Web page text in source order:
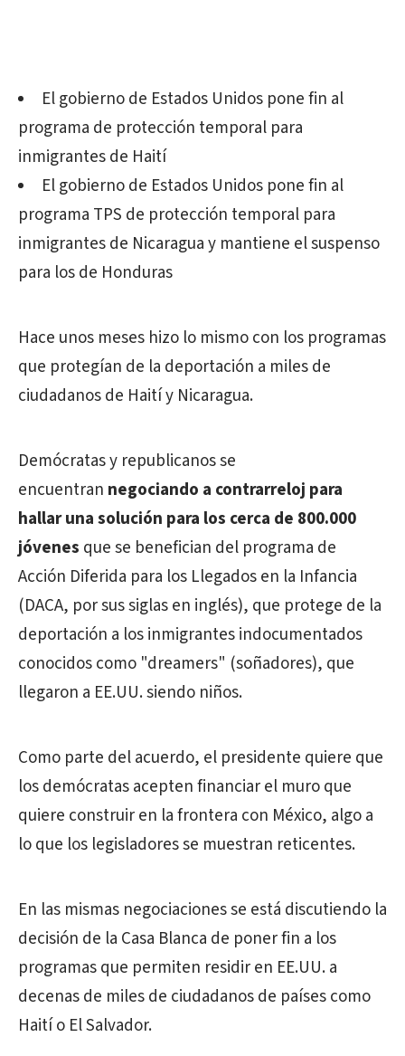
El gobierno de Estados Unidos pone fin al
programa de protección temporal para
inmigrantes de Haití
El gobierno de Estados Unidos pone fin al
programa TPS de protección temporal para
inmigrantes de Nicaragua y mantiene el suspenso
para los de Honduras
Hace unos meses hizo lo mismo con los programas
que protegían de la deportación a miles de
ciudadanos de Haití y Nicaragua.
Demócratas y republicanos se
encuentran negociando a contrarreloj para
hallar una solución para los cerca de 800.000
jóvenes que se benefician del programa de
Acción Diferida para los Llegados en la Infancia
(DACA, por sus siglas en inglés), que protege de la
deportación a los inmigrantes indocumentados
conocidos como "dreamers" (soñadores), que
llegaron a EE.UU. siendo niños.
Como parte del acuerdo, el presidente quiere que
los demócratas acepten financiar el muro que
quiere construir en la frontera con México, algo a
lo que los legisladores se muestran reticentes.
En las mismas negociaciones se está discutiendo la
decisión de la Casa Blanca de poner fin a los
programas que permiten residir en EE.UU. a
decenas de miles de ciudadanos de países como
Haití o El Salvador.